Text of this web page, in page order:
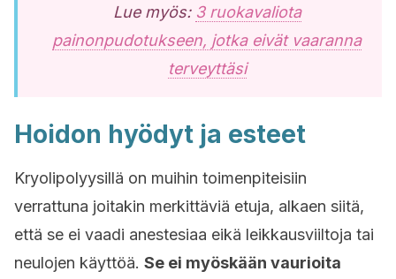
Lue myös: 3 ruokavaliota
painonpudotukseen, jotka eivät vaaranna
terveyttäsi
Hoidon hyödyt ja esteet
Kryolipolyysillä on muihin toimenpiteisiin
verrattuna joitakin merkittäviä etuja, alkaen siitä,
että se ei vaadi anestesiaa eikä leikkausviiltoja tai
neulojen käyttöä. Se ei myöskään vaurioita